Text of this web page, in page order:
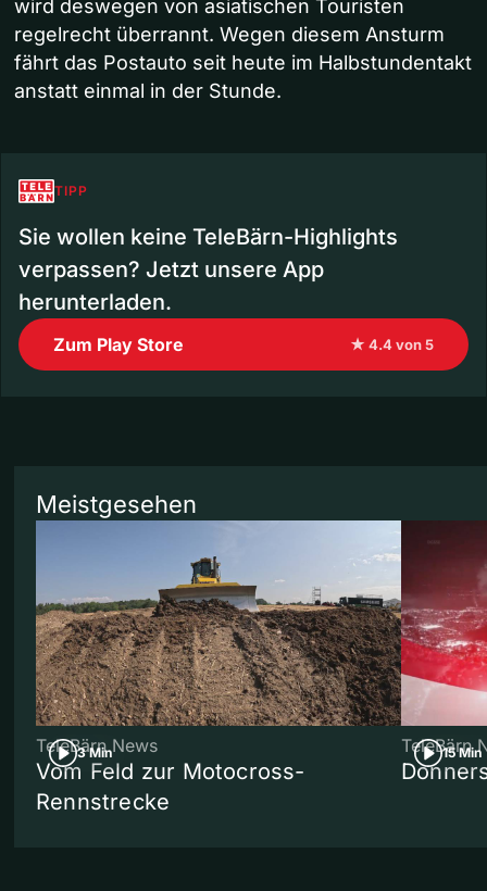
wird deswegen von asiatischen Touristen
regelrecht überrannt. Wegen diesem Ansturm
fährt das Postauto seit heute im Halbstundentakt
anstatt einmal in der Stunde.
TIPP
Sie wollen keine TeleBärn-Highlights
verpassen? Jetzt unsere App
herunterladen.
Zum Play Store ★ 4.4 von 5
Meistgesehen
3 Min
TeleBärn News
Vom Feld zur Motocross-
Rennstrecke
15 Min
TeleBärn